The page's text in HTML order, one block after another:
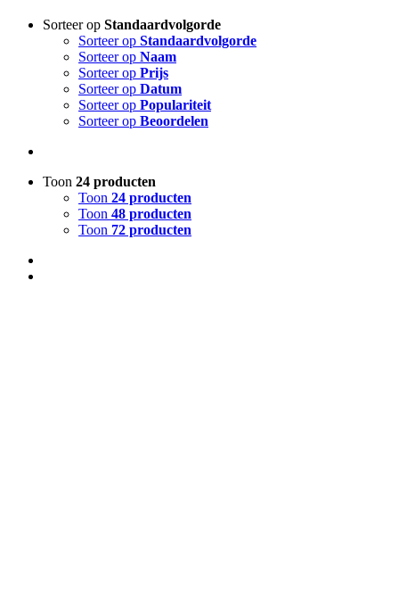
Sorteer op Standaardvolgorde
Sorteer op Standaardvolgorde
Sorteer op Naam
Sorteer op Prijs
Sorteer op Datum
Sorteer op Populariteit
Sorteer op Beoordelen
Toon 24 producten
Toon 24 producten
Toon 48 producten
Toon 72 producten